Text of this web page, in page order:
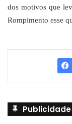
dos motivos que
Rompimento esse
Publicidade